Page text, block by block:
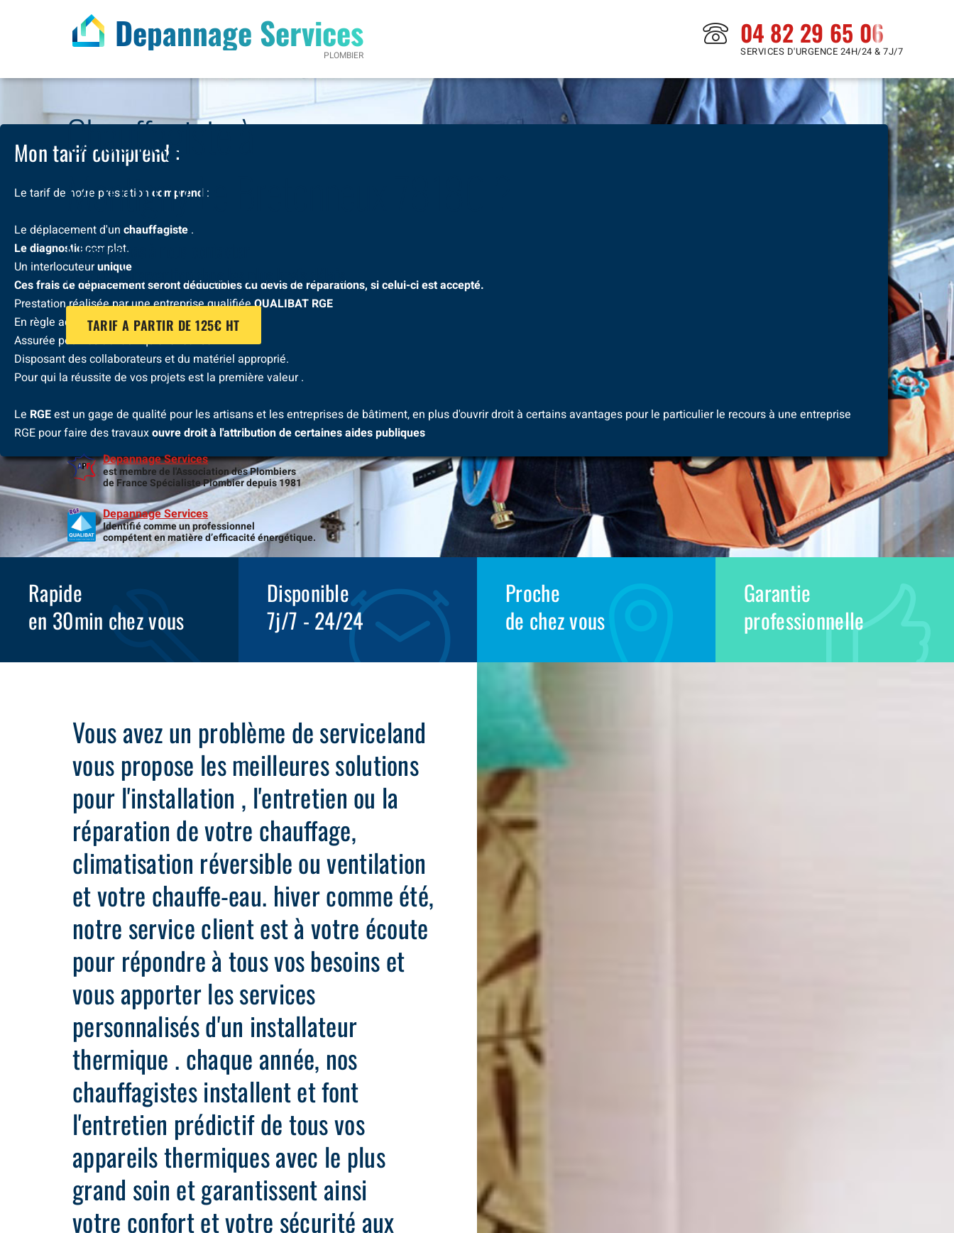
Depannage Services
PLOMBIER
04 82 29 65 06
SERVICES D'URGENCE 24H/24 & 7J/7
Mon tarif comprend :
Le tarif de notre prestation comprend :
Le déplacement d'un chauffagiste .
Le diagnosticcomplet.
Un interlocuteurunique
Ces frais de déplacement seront déductibles du devis de réparations, si celui-ci est accepté.
Prestation réalisée par une entreprise qualifiéeQUALIBAT RGE
En règle administrativement .
Assurée pour les travaux qu'elle réalise.
Disposant des collaborateurs et du matériel approprié.
Pour qui la réussite de vos projets est la première valeur .
Le RGEest un gage de qualité pour les artisans et les entreprises de bâtiment, en plus d'ouvrir droit à certains avantages pour le particulier le recours à une entreprise
RGE pour faire des travauxouvre droit à l'attribution de certaines aides publiques
Chauffagiste à
Montigny Le Bretonneux 78180
N’hesitez pas à nous contacter
pour une intervention dans les plus brefs délais.
TARIF A PARTIR DE 125€ HT
Depannage Services
est membre de l'Association des Plombiers
de France Spécialiste Plombier depuis 1981
Depannage Services
Identifié comme un professionnel
compétent en matière d’efficacité énergétique.
Rapide
en 30min chez vous
Disponible
7j/7 - 24/24
Proche
de chez vous
Garantie
professionnelle
Vous avez un problème de serviceland
vous propose les meilleures solutions
pour l'installation , l'entretien ou la
réparation de votre chauffage,
climatisation réversible ou ventilation
et votre chauffe-eau. hiver comme été,
notre service client est à votre écoute
pour répondre à tous vos besoins et
vous apporter les services
personnalisés d'un installateur
thermique . chaque année, nos
chauffagistes installent et font
l'entretien prédictif de tous vos
appareils thermiques avec le plus
grand soin et garantissent ainsi
votre confort et votre sécurité aux